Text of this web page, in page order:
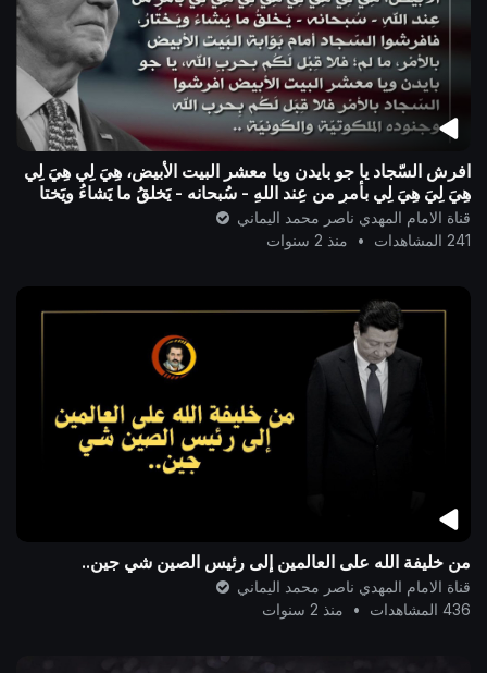
افرش السّجاد يا جو بايدن ويا معشر البيت الأبيض، هِيَ لِي هِيَ لِي
هِيَ لِيَ هِيَ لِي بأمرٍ من عِند اللهِ - سُبحانه - يَخلقُ ما يَشاءُ ويَختا
قناة الامام المهدي ناصر محمد اليماني
241 المشاهدات
• منذ 2 سنوات
من خليفة الله على العالمين إلى رئيس الصين شي جين..
قناة الامام المهدي ناصر محمد اليماني
436 المشاهدات
• منذ 2 سنوات